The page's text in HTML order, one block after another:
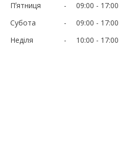
Пʼятниця
09:00
17:00
Субота
09:00
17:00
Неділя
10:00 17:00